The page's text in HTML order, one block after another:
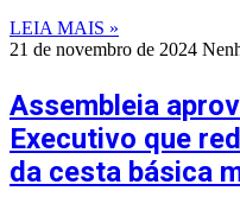
LEIA MAIS »
21 de novembro de 2024
Assembleia
Executivo que
da cesta básica